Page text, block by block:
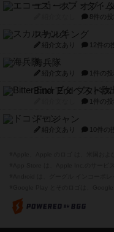
エコーズ・オブ・
8件の投
スカルキング
紹介文あり 12件の
海兵隊
紹介文あり 1件の投
Bitter End ブタペ
1件の投
ドコジャン
紹介文あり 10件の